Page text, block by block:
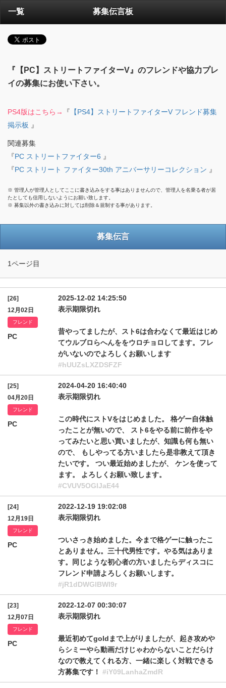
一覧 募集伝言板
『【PC】ストリートファイターV』のフレンドや協力プレ
イの募集にお使い下さい。
PS4版はこちら→ 『 【PS4】ストリートファイターV フレンド募集
掲示板 』
関連募集
『PC ストリートファイター6 』
『PC ストリート ファイター30th アニバーサリーコレクション 』
※ 管理人が管理人としてここに書き込みをする事はありませんので、管理人を名乗る者が居
たとしても信用しないようにお願い致します。
※ 募集以外の書き込みに対しては削除＆規制する事があります。
募集伝言
1ページ目
[26]
12月02日
フレンド
PC
2025-12-02 14:25:50
表示期限切れ
昔やってましたが、スト6は合わなくて最近はじめ
てウルブロらへんををウロチョロしてます。フレ
がいないのでよろしくお願いします
#hUUZsLXZDSFZF
[25]
04月20日
フレンド
PC
2024-04-20 16:40:40
表示期限切れ
この時代にストVをはじめました。 格ゲー自体触
ったことが無いので、 スト6をやる前に前作をや
ってみたいと思い買いましたが、知識も何も無い
ので、 もしやってる方いましたら是非教えて頂き
たいです。 つい最近始めましたが、 ケンを使って
ます。 よろしくお願い致します。
#CVUV5OGlJaE44
[24]
12月19日
フレンド
PC
2022-12-19 19:02:08
表示期限切れ
ついさっき始めました。今まで格ゲーに触ったこ
とありません。三十代男性です。やる気はありま
す。同じような初心者の方いましたらディスコに
フレンド申請よろしくお願いします。
#jR1dDWGlBWl9r
[23]
12月07日
フレンド
PC
2022-12-07 00:30:07
表示期限切れ
最近初めてgoldまで上がりましたが、起き攻めや
らシミーやら動画だけじゃわからないことだらけ
なので教えてくれる方、一緒に楽しく対戦できる
方募集です！ #iY09LanhaZmdR